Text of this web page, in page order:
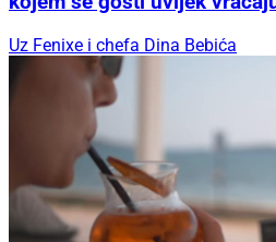
Uz Fenixe i chefa Dina Bebića